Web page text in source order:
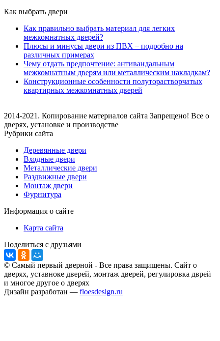
Как выбрать двери
Как правильно выбрать материал для легких
межкомнатных дверей?
Плюсы и минусы двери из ПВХ – подробно на
различных примерах
Чему отдать предпочтение: антивандальным
межкомнатным дверям или металлическим накладкам?
Конструкционные особенности полуторастворчатых
квартирных межкомнатных дверей
2014-2021. Копирование материалов сайта Запрещено! Все о
дверях, установке и производстве
Рубрики сайта
Деревянные двери
Входные двери
Металлические двери
Раздвижные двери
Монтаж двери
Фурнитура
Информация о сайте
Карта сайта
Поделиться с друзьями
© Самый первый дверной - Все права защищены. Сайт о
дверях, уставноке дверей, монтаж дверей, регулировка дврей
и многое другое о дверях
Дизайн разработан — floesdesign.ru